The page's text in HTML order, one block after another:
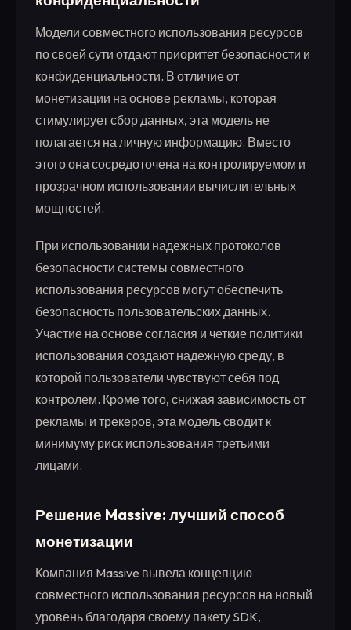
Модели совместного использования ресурсов
по своей сути отдают приоритет безопасности и
конфиденциальности. В отличие от
монетизации на основе рекламы, которая
стимулирует сбор данных, эта модель не
полагается на личную информацию. Вместо
этого она сосредоточена на контролируемом и
прозрачном использовании вычислительных
мощностей.
При использовании надежных протоколов
безопасности системы совместного
использования ресурсов могут обеспечить
безопасность пользовательских данных.
Участие на основе согласия и четкие политики
использования создают надежную среду, в
которой пользователи чувствуют себя под
контролем. Кроме того, снижая зависимость от
рекламы и трекеров, эта модель сводит к
минимуму риск использования третьими
лицами.
Решение Massive: лучший способ
монетизации
Компания Massive вывела концепцию
совместного использования ресурсов на новый
уровень благодаря своему пакету SDK,